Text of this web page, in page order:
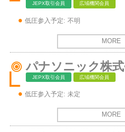
JEPX取引会員 広域機関会員
低圧参入予定: 不明
MORE
パナソニック株
JEPX取引会員 広域機関会員
低圧参入予定: 未定
MORE